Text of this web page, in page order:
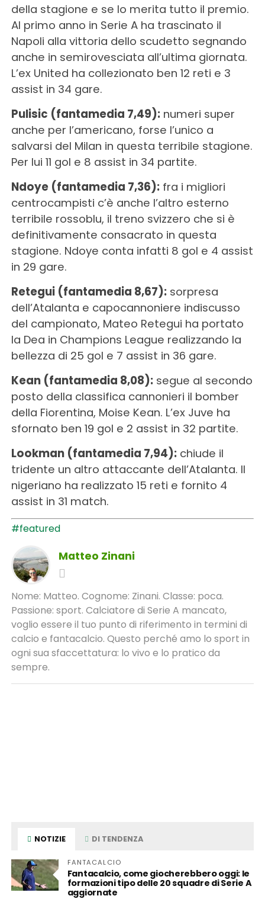
della stagione e se lo merita tutto il premio.
Al primo anno in Serie A ha trascinato il
Napoli alla vittoria dello scudetto segnando
anche in semirovesciata all’ultima giornata.
L’ex United ha collezionato ben 12 reti e 3
assist in 34 gare.
Pulisic (fantamedia 7,49):numeri super
anche per l’americano, forse l’unico a
salvarsi del Milan in questa terribile stagione.
Per lui 11 gol e 8 assist in 34 partite.
Ndoye (fantamedia 7,36):fra i migliori
centrocampisti c’è anche l’altro esterno
terribile rossoblu, il treno svizzero che si è
definitivamente consacrato in questa
stagione. Ndoye conta infatti 8 gol e 4 assist
in 29 gare.
Retegui (fantamedia 8,67):sorpresa
dell’Atalanta e capocannoniere indiscusso
del campionato, Mateo Retegui ha portato
la Dea in Champions League realizzando la
bellezza di 25 gol e 7 assist in 36 gare.
Kean (fantamedia 8,08):segue al secondo
posto della classifica cannonieri il bomber
della Fiorentina, Moise Kean. L’ex Juve ha
sfornato ben 19 gol e 2 assist in 32 partite.
Lookman (fantamedia 7,94):chiude il
tridente un altro attaccante dell’Atalanta. Il
nigeriano ha realizzato 15 reti e fornito 4
assist in 31 match.
#featured
Matteo Zinani
Nome: Matteo. Cognome: Zinani. Classe: poca.
Passione: sport. Calciatore di Serie A mancato,
voglio essere il tuo punto di riferimento in termini di
calcio e fantacalcio. Questo perché amo lo sport in
ogni sua sfaccettatura: lo vivo e lo pratico da
sempre.
NOTIZIE DI TENDENZA
FANTACALCIO
Fantacalcio, come giocherebbero oggi: le
formazioni tipo delle 20 squadre di Serie A
aggiornate